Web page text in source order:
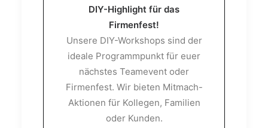
DIY-Highlight für das
Firmenfest!
Unsere DIY-Workshops sind der
ideale Programmpunkt für euer
nächstes Teamevent oder
Firmenfest. Wir bieten Mitmach-
Aktionen für Kollegen, Familien
oder Kunden.